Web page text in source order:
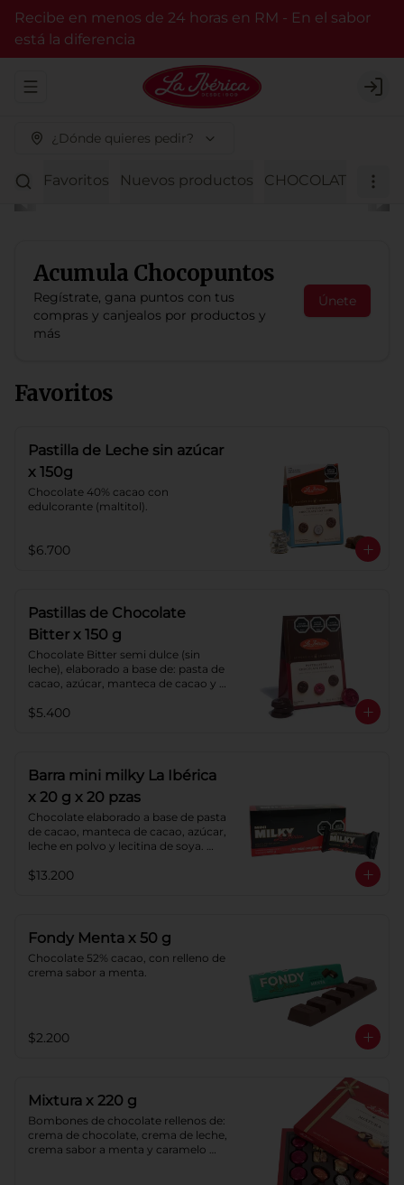
Recibe en menos de 24 horas en RM - En el sabor
está la diferencia
Abrir menu de navegación
¿Dónde quieres pedir?
Favoritos Nuevos productos CHOCOLATE
Acumula Chocopuntos
Regístrate, gana puntos con tus
compras y canjealos por productos y
más
Únete
Favoritos
Pastilla de Leche sin azúcar
x 150g
Chocolate 40% cacao con
edulcorante (maltitol).
$6.700
Pastillas de Chocolate
Bitter x 150 g
Chocolate Bitter semi dulce (sin
leche), elaborado a base de: pasta de
cacao, azúcar, manteca de cacao y
cacao: 52%.
$5.400
Barra mini milky La Ibérica
x 20 g x 20 pzas
Chocolate elaborado a base de pasta
de cacao, manteca de cacao, azúcar,
leche en polvo y lecitina de soya.
$13.200
Fondy Menta x 50 g
Chocolate 52% cacao, con relleno de
crema sabor a menta.
$2.200
Mixtura x 220 g
Bombones de chocolate rellenos de:
crema de chocolate, crema de leche,
crema sabor a menta y caramelo